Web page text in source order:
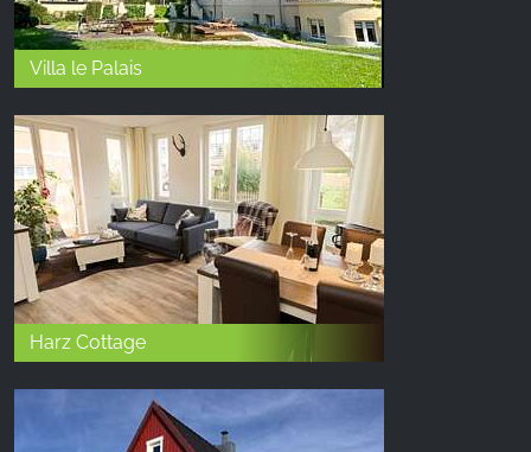
Villa le Palais
Harz Cottage